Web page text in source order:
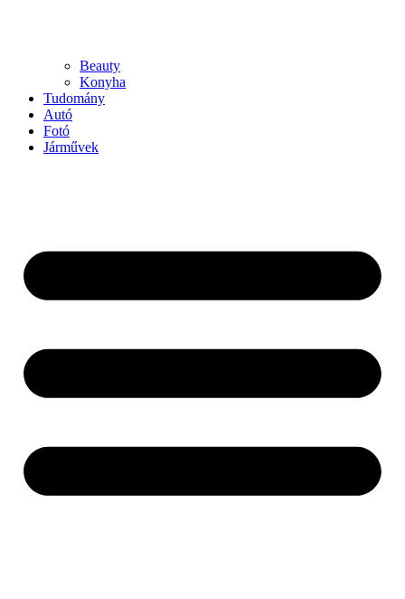
Beauty
Konyha
Tudomány
Autó
Fotó
Járművek